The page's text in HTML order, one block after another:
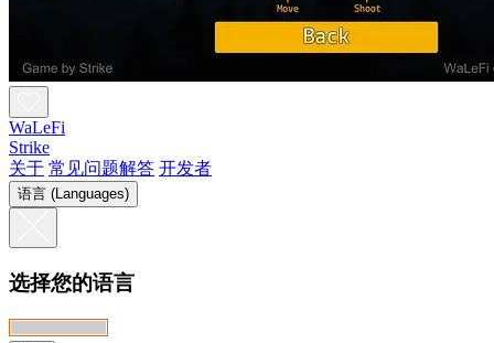
WaLeFi
Strike
关于 常见问题解答 开发者
语言 (Languages)
选择您的语言